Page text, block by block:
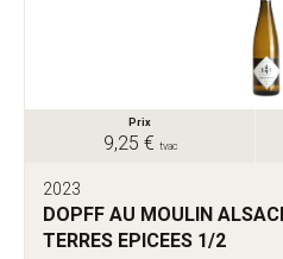
Prix
9,25 € tvac
2023
DOPFF AU MOULIN
TERRES EPICEES 1/2